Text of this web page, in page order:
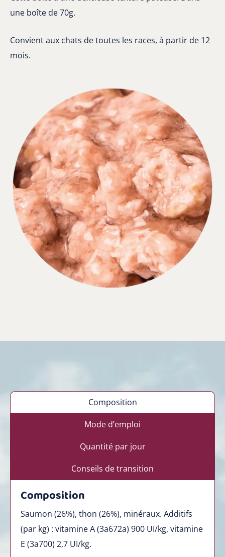
une boîte de 70g.
Convient aux chats de toutes les races, à partir de 12
mois.
Composition
Mode d’emploi
Quantité par jour
Conseils de transition
Composition
Saumon (26%), thon (26%), minéraux. Additifs
(par kg) : vitamine A (3a672a) 900 UI/kg, vitamine
E (3a700) 2,7 UI/kg.